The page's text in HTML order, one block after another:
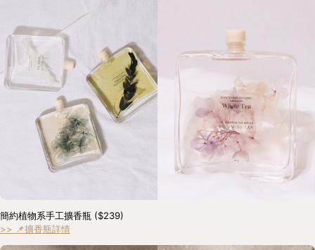
簡約植物系手工擴香瓶 ($239)
>> 📌擴香瓶詳情